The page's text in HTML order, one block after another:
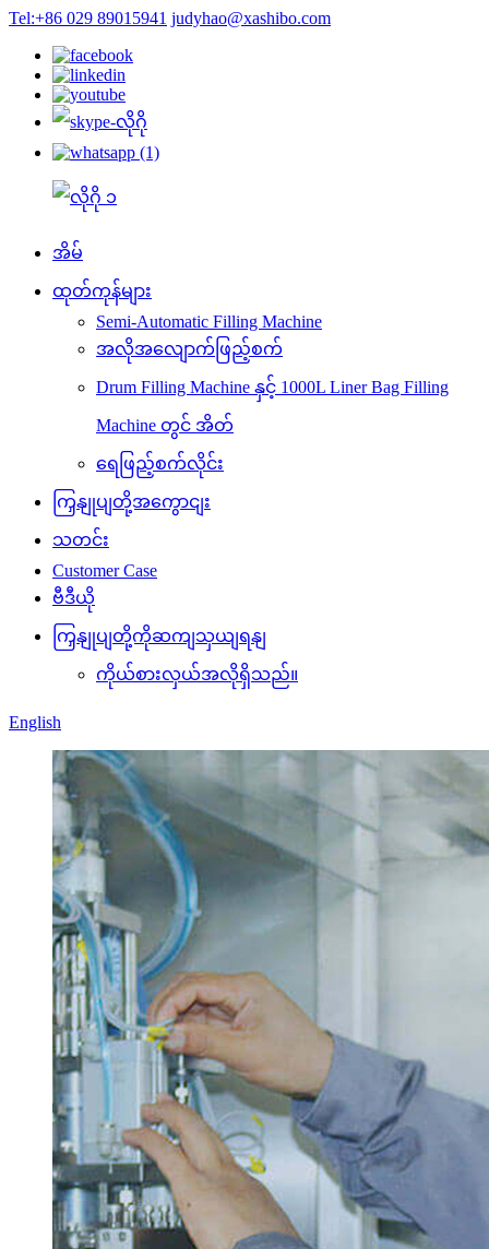
Tel:+86 029 89015941 judyhao@xashibo.com
အိမ်
ထုတ်ကုန်များ
Semi-Automatic Filling Machine
အလိုအလျောက်ဖြည့်စက်
Drum Filling Machine နှင့် 1000L Liner Bag Filling
Machine တွင် အိတ်
ရေဖြည့်စက်လိုင်း
ကြှနျုပျတို့အကွောငျး
သတင်း
Customer Case
ဗီဒီယို
ကြှနျုပျတို့ကိုဆကျသှယျရနျ
ကိုယ်စားလှယ်အလိုရှိသည်။
English